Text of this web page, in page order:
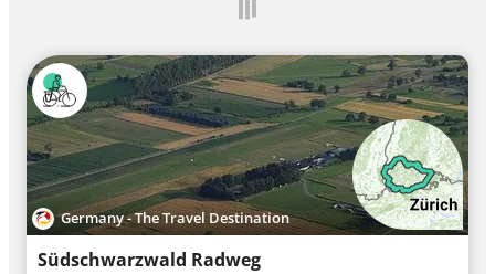
Germany - The Travel Destination
Südschwarzwald Radweg